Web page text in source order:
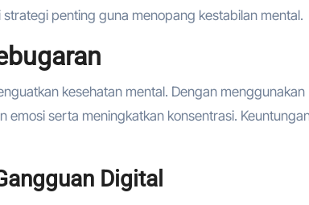
penting guna menopang kestabilan mental.
kesehatan mental. Dengan menggunakan
serta meningkatkan konsentrasi.
Digital